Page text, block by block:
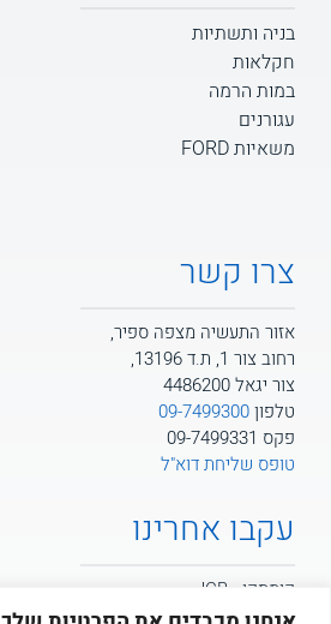
בניה ותשתיות
חקלאות
במות הרמה
עגורנים
משאיות FORD
צרו קשר
אזור התעשיה מצפה ספיר,
רחוב צור 1, ת.ד 13196,
צור יגאל 4486200
טלפון09-7499300
פקס 09-7499331
טופס שליחת דוא"ל
עקבו אחרינו
קומסקו - JCB